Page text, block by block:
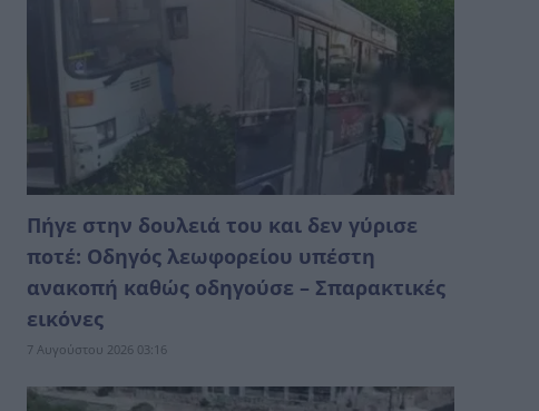
Πήγε στην δουλειά του και δεν γύρισε
ποτέ: Οδηγός λεωφορείου υπέστη
ανακοπή καθώς οδηγούσε – Σπαρακτικές
εικόνες
7 Αυγούστου 2026 03:16